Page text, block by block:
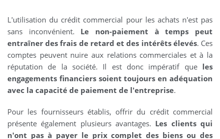
L'utilisation du crédit commercial pour les achats n'est pas
sans inconvénient. Le non-paiement à temps peut
entraîner des frais de retard et des intérêts élevés. Ces
comptes peuvent nuire aux relations commerciales et à la
réputation de la société. Il est donc impératif que les
engagements financiers soient toujours en adéquation
avec la capacité de paiement de l'entreprise.
Pour les fournisseurs établis, offrir du crédit commercial
présente également plusieurs avantages. Les clients qui
n'ont pas à payer le prix complet des biens ou des